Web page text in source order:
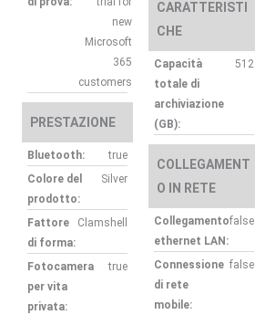
new
Microsoft
365
customers
PRESTAZIONE
Bluetooth:
true
Colore del
prodotto:
Silver
Fattore
di forma:
Clamshell
Fotocamera
per vita
privata:
true
CARATTERISTI
CHE
Capacità
totale di
archiviazione
(GB):
512
COLLEGAMENT
O IN RETE
Collegamento
ethernet LAN:
false
Connessione
di rete
mobile:
false